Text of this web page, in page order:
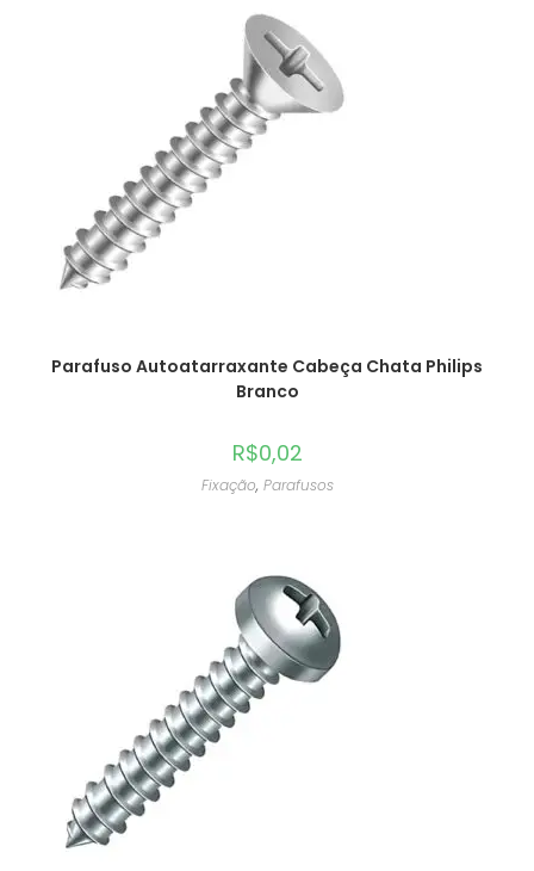
Parafuso Autoatarraxante Cabeça Chata Philips
Branco
R$0,02
Fixação, Parafusos